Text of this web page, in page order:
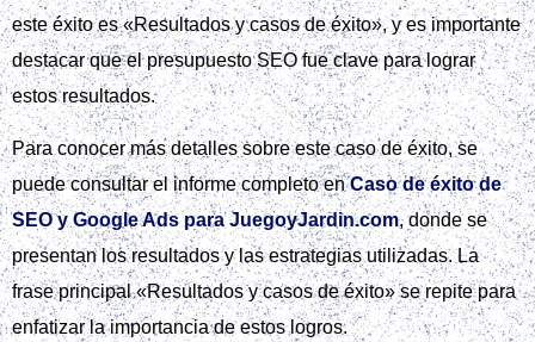
este éxito es «Resultados y casos de éxito», y es importante
destacar que el presupuesto SEO fue clave para lograr
estos resultados.
Para conocer más detalles sobre este caso de éxito, se
puede consultar el informe completo enCaso de éxito de
SEO y Google Ads para JuegoyJardin.com, donde se
presentan los resultados y las estrategias utilizadas. La
frase principal «Resultados y casos de éxito» se repite para
enfatizar la importancia de estos logros.